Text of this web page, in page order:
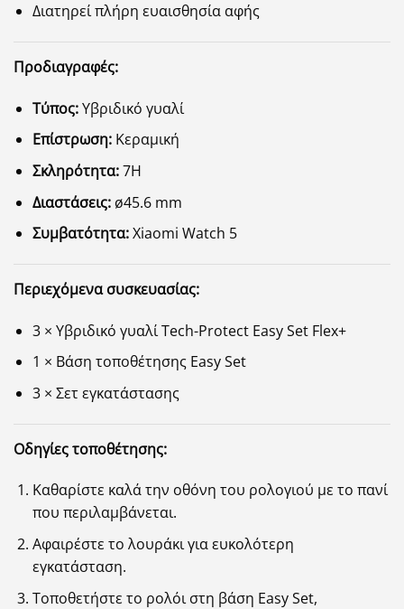
Διατηρεί πλήρη ευαισθησία αφής
Προδιαγραφές:
Τύπος:Υβριδικό γυαλί
Επίστρωση:Κεραμική
Σκληρότητα:7H
Διαστάσεις:ø45.6 mm
Συμβατότητα:Xiaomi Watch 5
Περιεχόμενα συσκευασίας:
3 × Υβριδικό γυαλί Tech-Protect Easy Set Flex+
1 × Βάση τοποθέτησης Easy Set
3 × Σετ εγκατάστασης
Οδηγίες τοποθέτησης:
Καθαρίστε καλά την οθόνη του ρολογιού με το πανί
που περιλαμβάνεται.
Αφαιρέστε το λουράκι για ευκολότερη
εγκατάσταση.
Τοποθετήστε το ρολόι στη βάση Easy Set,